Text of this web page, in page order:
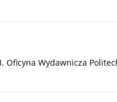
Oficyna Wydawnicza